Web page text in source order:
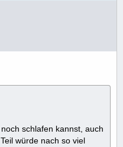
schlafen kannst, auch
würde nach so viel